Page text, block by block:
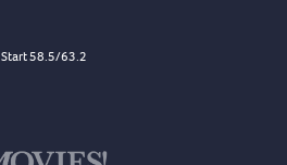
Start 58.5/63.2